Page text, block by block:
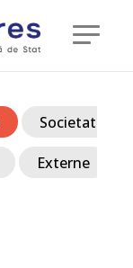
Societate
Externe